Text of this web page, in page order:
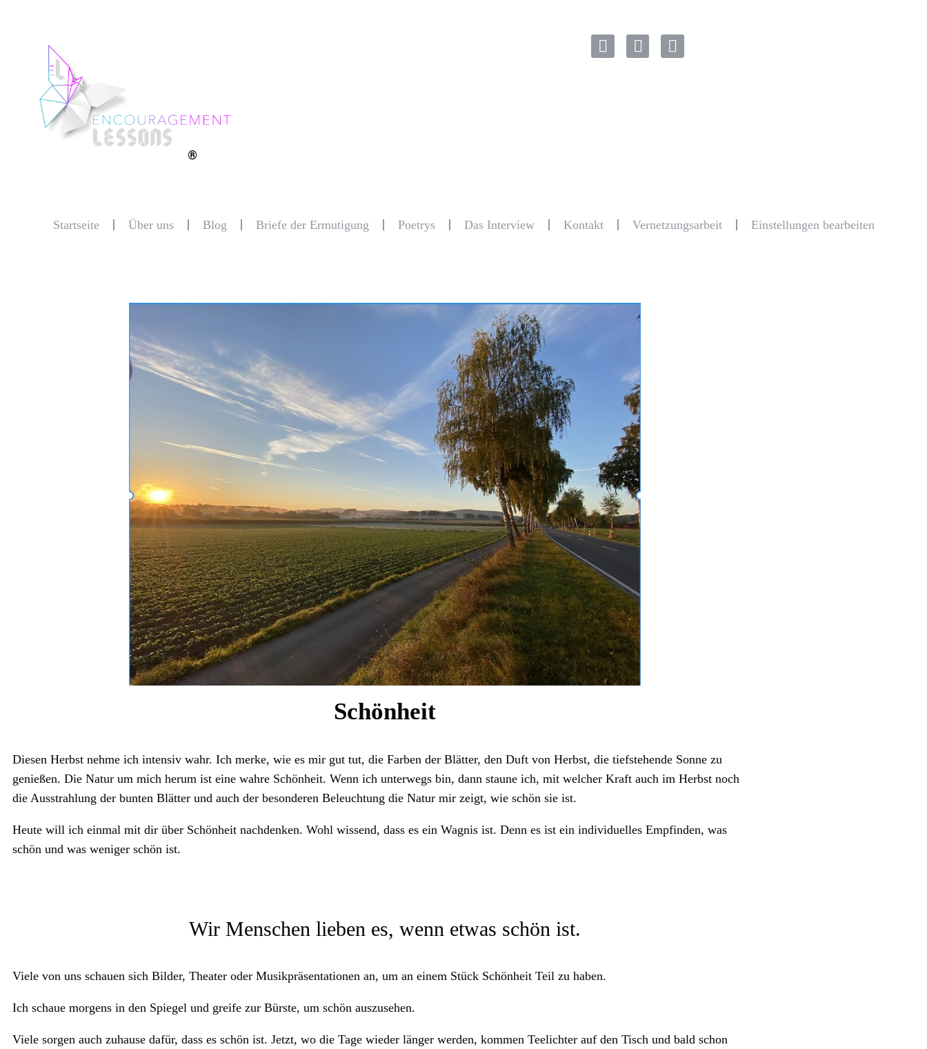
®
Startseite Über uns Blog Briefe der Ermutigung Poetrys Das Interview Kontakt Vernetzungsarbeit Einstellungen bearbeiten
Schönheit
Diesen Herbst nehme ich intensiv wahr. Ich merke, wie es mir gut tut, die Farben der Blätter, den Duft von Herbst, die tiefstehende Sonne zu
genießen. Die Natur um mich herum ist eine wahre Schönheit. Wenn ich unterwegs bin, dann staune ich, mit welcher Kraft auch im Herbst noch
die Ausstrahlung der bunten Blätter und auch der besonderen Beleuchtung die Natur mir zeigt, wie schön sie ist.
Heute will ich einmal mit dir über Schönheit nachdenken. Wohl wissend, dass es ein Wagnis ist. Denn es ist ein individuelles Empfinden, was
schön und was weniger schön ist.
Wir Menschen lieben es, wenn etwas schön ist.
Viele von uns schauen sich Bilder, Theater oder Musikpräsentationen an, um an einem Stück Schönheit Teil zu haben.
Ich schaue morgens in den Spiegel und greife zur Bürste, um schön auszusehen.
Viele sorgen auch zuhause dafür, dass es schön ist. Jetzt, wo die Tage wieder länger werden, kommen Teelichter auf den Tisch und bald schon